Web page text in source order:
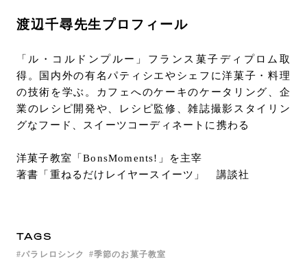
渡辺千尋先生プロフィール
「ル・コルドンプルー」フランス菓子ディプロム取
得。国内外の有名パティシエやシェフに洋菓子・料理
の技術を学ぶ。カフェへのケーキのケータリング、企
業のレシピ開発や、レシピ監修、雑誌撮影スタイリン
グなフード、スイーツコーディネートに携わる
洋菓子教室「BonsMoments!」を主宰
著書「重ねるだけレイヤースイーツ」 講談社
TAGS
パラレロシンク 季節のお菓子教室